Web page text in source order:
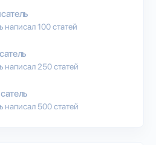
написал 100 статей
написал 250 статей
написал 500 статей